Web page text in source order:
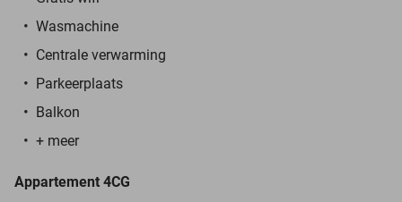
Wasmachine
Centrale verwarming
Parkeerplaats
Balkon
+ meer
Appartement 4CG